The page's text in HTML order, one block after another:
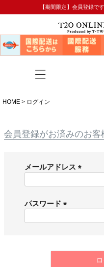
【期間限定】会員登録で
HOME ログイン
会員登録がお済みのお客
メールアドレス
)
パスワード